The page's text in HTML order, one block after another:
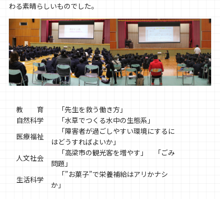
わる素晴らしいものでした。
教 育
「先生を救う働き方」
自然科学
「水草でつくる水中の生態系」
医療福祉
「障害者が過ごしやすい環境にするに
はどうすればよいか」
人文社会
「高梁市の観光客を増やす」 「ごみ
問題」
生活科学
「”お菓子”で栄養補給はアリかナシ
か」